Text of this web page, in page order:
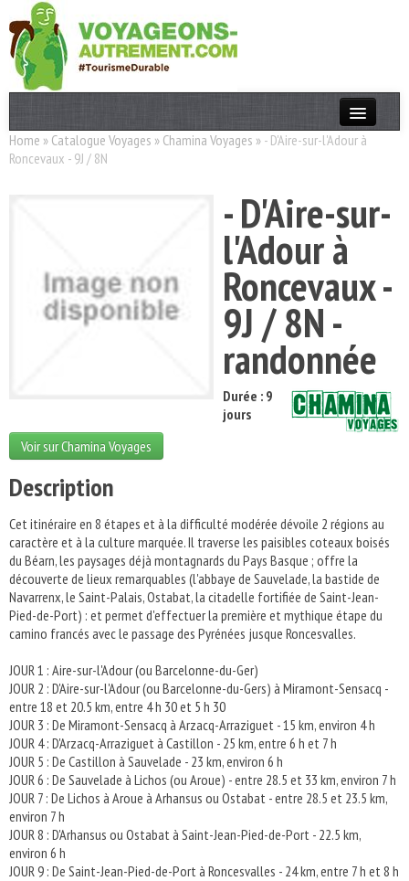
Actualités
Thèmes
Home » Catalogue Voyages » Chamina Voyages » - D'Aire-sur-l'Adour à
Roncevaux - 9J / 8N
- D'Aire-sur-
l'Adour à
Roncevaux -
9J / 8N -
randonnée
Durée : 9
jours
Voir sur Chamina Voyages
Description
Cet itinéraire en 8 étapes et à la difficulté modérée dévoile 2 régions au
caractère et à la culture marquée. Il traverse les paisibles coteaux boisés
du Béarn, les paysages déjà montagnards du Pays Basque ; offre la
découverte de lieux remarquables (l'abbaye de Sauvelade, la bastide de
Navarrenx, le Saint-Palais, Ostabat, la citadelle fortifiée de Saint-Jean-
Pied-de-Port) : et permet d'effectuer la première et mythique étape du
camino francés avec le passage des Pyrénées jusque Roncesvalles.
JOUR 1 : Aire-sur-l'Adour (ou Barcelonne-du-Ger)
JOUR 2 : D'Aire-sur-l'Adour (ou Barcelonne-du-Gers) à Miramont-Sensacq -
entre 18 et 20.5 km, entre 4 h 30 et 5 h 30
JOUR 3 : De Miramont-Sensacq à Arzacq-Arraziguet - 15 km, environ 4 h
JOUR 4 : D'Arzacq-Arraziguet à Castillon - 25 km, entre 6 h et 7 h
JOUR 5 : De Castillon à Sauvelade - 23 km, environ 6 h
JOUR 6 : De Sauvelade à Lichos (ou Aroue) - entre 28.5 et 33 km, environ 7 h
JOUR 7 : De Lichos à Aroue à Arhansus ou Ostabat - entre 28.5 et 23.5 km,
environ 7 h
JOUR 8 : D'Arhansus ou Ostabat à Saint-Jean-Pied-de-Port - 22.5 km,
environ 6 h
JOUR 9 : De Saint-Jean-Pied-de-Port à Roncesvalles - 24 km, entre 7 h et 8 h